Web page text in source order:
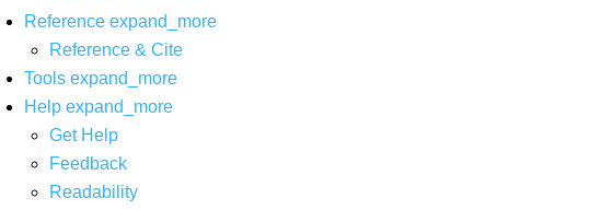
Reference expand_more
Reference & Cite
Tools expand_more
Help expand_more
Get Help
Feedback
Readability